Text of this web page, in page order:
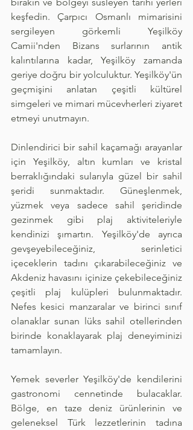
keşfedin. Çarpıcı Osmanlı mimarisini
sergileyen görkemli Yeşilköy
Camii'nden Bizans surlarının antik
kalıntılarına kadar, Yeşilköy zamanda
geriye doğru bir yolculuktur. Yeşilköy'ün
geçmişini anlatan çeşitli kültürel
simgeleri ve mimari mücevherleri ziyaret
etmeyi unutmayın.
Dinlendirici bir sahil kaçamağı arayanlar
için Yeşilköy, altın kumları ve kristal
berraklığındaki sularıyla güzel bir sahil
şeridi sunmaktadır. Güneşlenmek,
yüzmek veya sadece sahil şeridinde
gezinmek gibi plaj aktiviteleriyle
kendinizi şımartın. Yeşilköy'de ayrıca
gevşeyebileceğiniz, serinletici
içeceklerin tadını çıkarabileceğiniz ve
Akdeniz havasını içinize çekebileceğiniz
çeşitli plaj kulüpleri bulunmaktadır.
Nefes kesici manzaralar ve birinci sınıf
olanaklar sunan lüks sahil otellerinden
birinde konaklayarak plaj deneyiminizi
tamamlayın.
Yemek severler Yeşilköy'de kendilerini
gastronomi cennetinde bulacaklar.
Bölge, en taze deniz ürünlerinin ve
geleneksel Türk lezzetlerinin tadına